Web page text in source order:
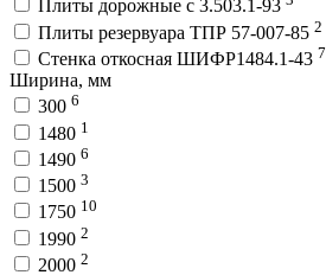
Плиты дорожные с 3.503.1-93
Плиты резервуара ТПР 57-007-85 2
Стенка откосная ШИФР1484.1-43 7
Ширина, мм
300 6
1480 1
1490 6
1500 3
1750 10
1990 2
2000 2